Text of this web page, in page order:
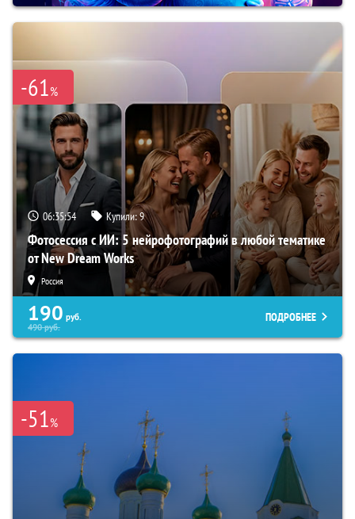
-61%
06:35:53 Купили:9
Фотосессия с ИИ: 5 нейрофотографий в любой тематике
от New Dream Works
Россия
190 руб.
490руб.
ПОДРОБНЕЕ
-51%